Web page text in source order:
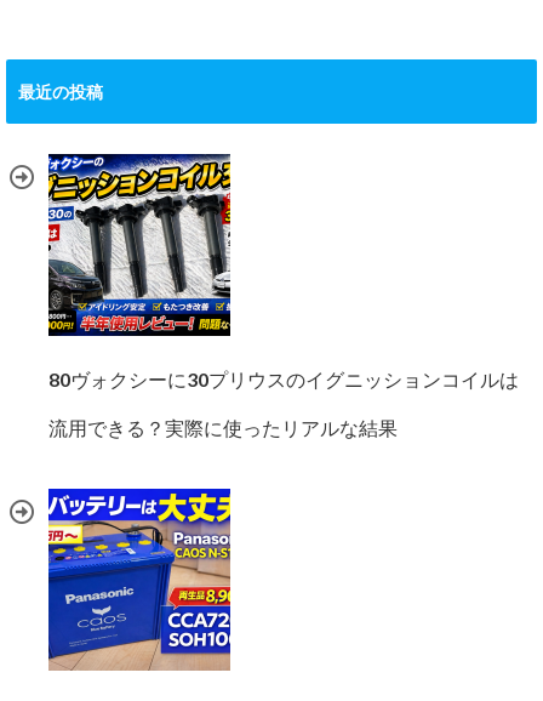
最近の投稿
80ヴォクシーに30プリウスのイグニッションコイルは
流用できる？実際に使ったリアルな結果